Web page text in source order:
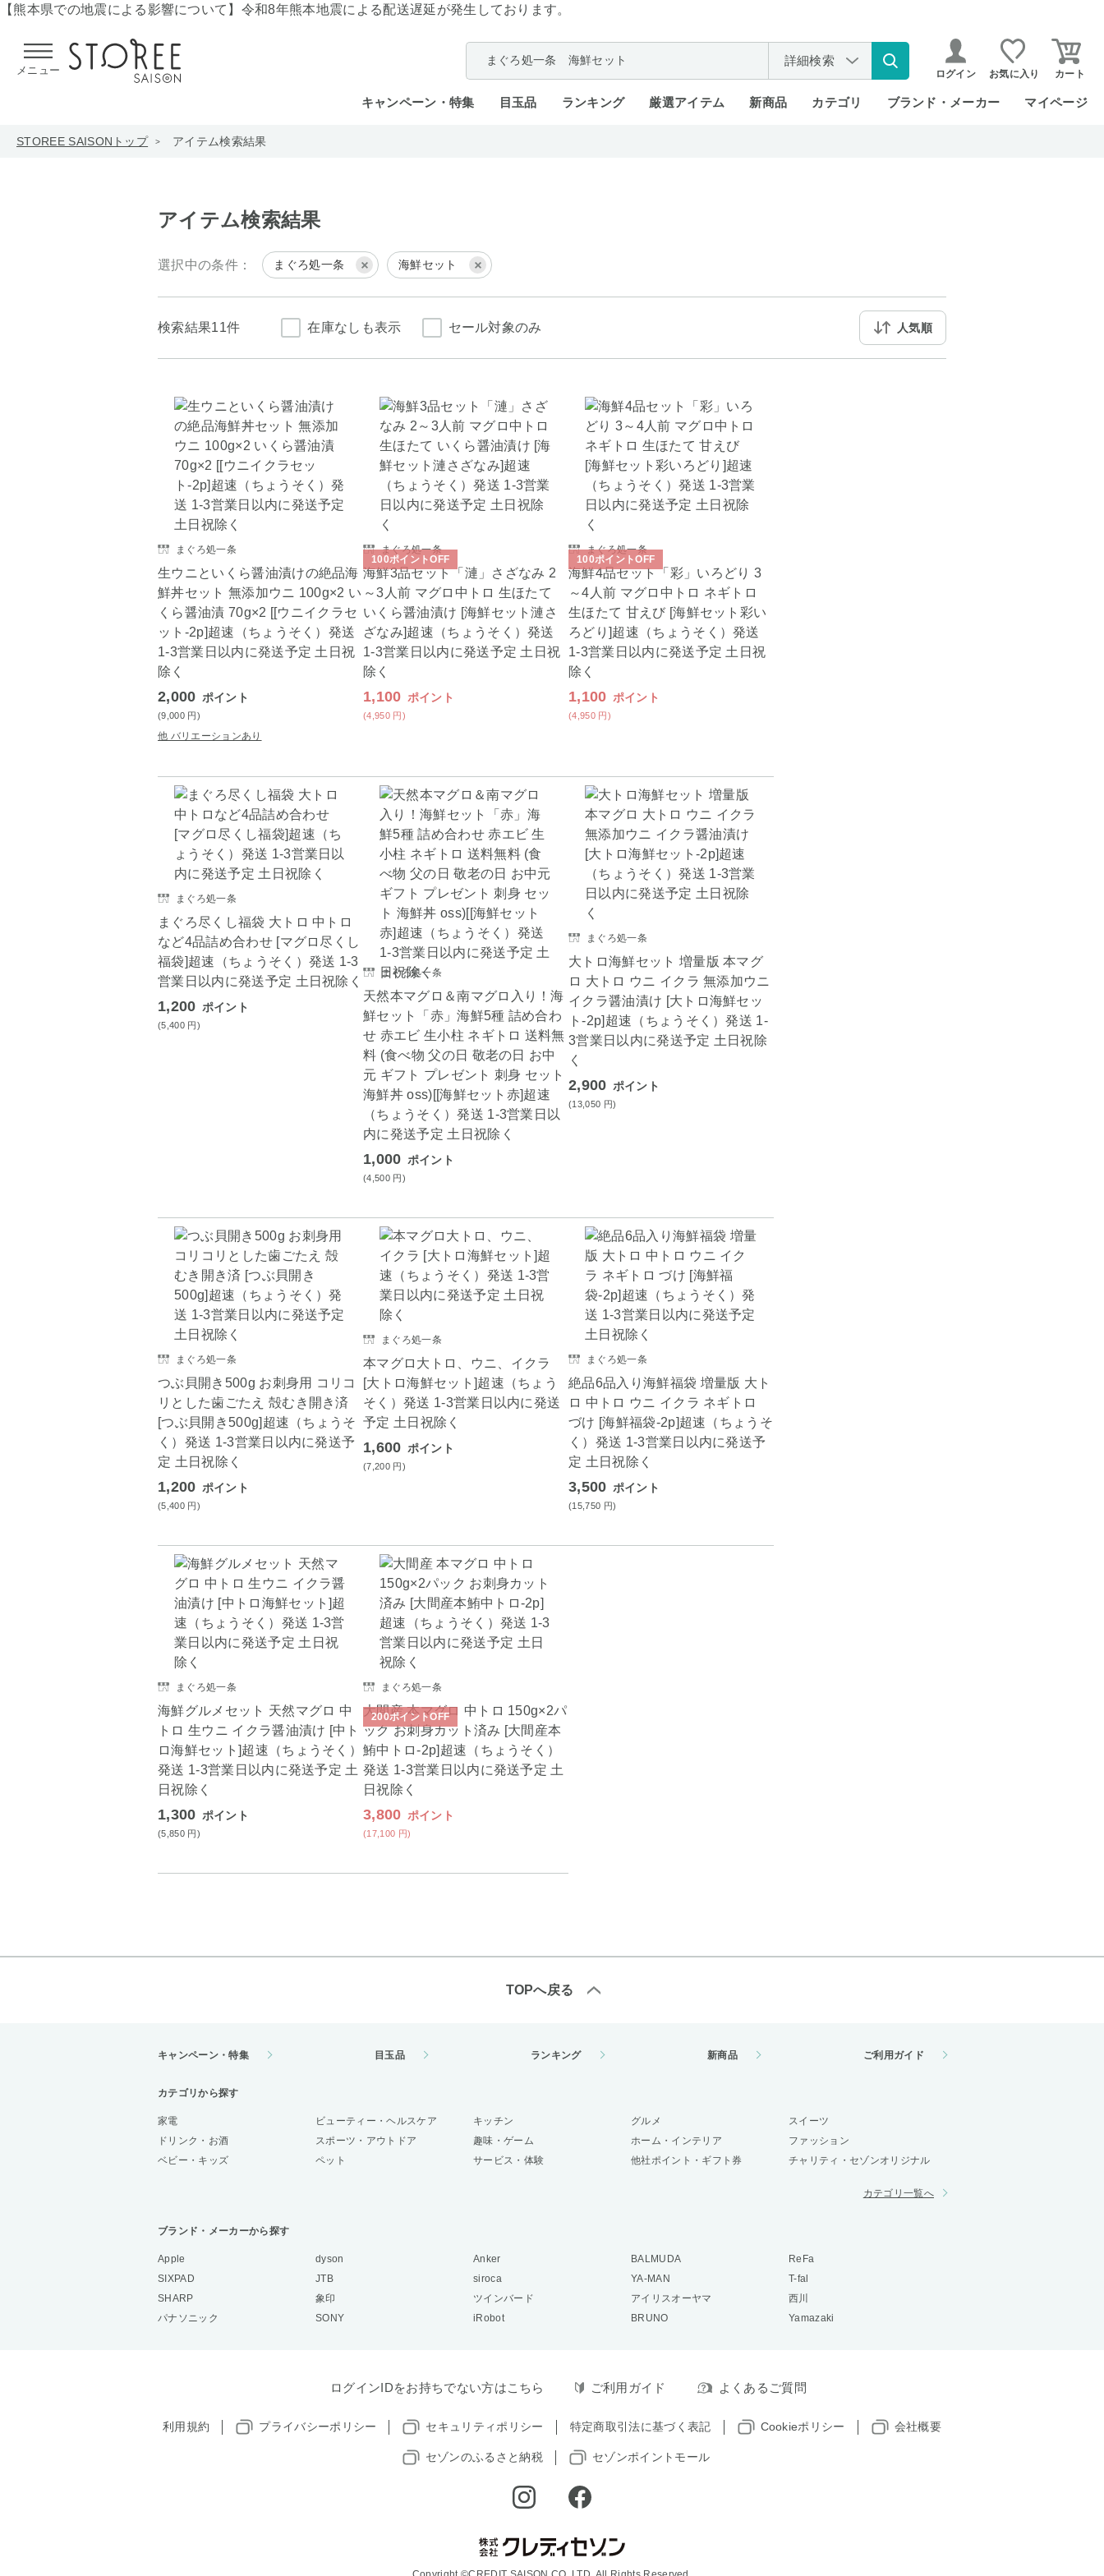
【熊本県での地震による影響について】 令和8年熊本地震による配送遅延が発生しております。
メニュー
詳細検索
ログイン お気に入り カート
キャンペーン・特集 目玉品 ランキング 厳選アイテム 新商品 カテゴリ ブランド・メーカー マイページ
STOREE SAISONトップ アイテム検索結果
アイテム検索結果
選択中の条件： まぐろ処一条 海鮮セット
検索結果11件 在庫なしも表示 セール対象のみ 人気順
まぐろ処一条
生ウニといくら醤油漬けの絶品海
鮮丼セット 無添加ウニ 100g×2 い
くら醤油漬 70g×2 [[ウニイクラセ
ット-2p]超速（ちょうそく）発送
1-3営業日以内に発送予定 土日祝
除く
2,000 ポイント
(9,000 円)
他 バリエーションあり
まぐろ処一条
海鮮3品セット「漣」さざなみ 2
～3人前 マグロ中トロ 生ほたて
いくら醤油漬け [海鮮セット漣さ
ざなみ]超速（ちょうそく）発送
1-3営業日以内に発送予定 土日祝
除く
1,100 ポイント
(4,950 円)
100ポイントOFF
まぐろ処一条
海鮮4品セット「彩」いろどり 3
～4人前 マグロ中トロ ネギトロ
生ほたて 甘えび [海鮮セット彩い
ろどり]超速（ちょうそく）発送
1-3営業日以内に発送予定 土日祝
除く
1,100 ポイント
(4,950 円)
100ポイントOFF
まぐろ処一条
まぐろ尽くし福袋 大トロ 中トロ
など4品詰め合わせ [マグロ尽くし
福袋]超速（ちょうそく）発送 1-3
営業日以内に発送予定 土日祝除く
1,200 ポイント
(5,400 円)
まぐろ処一条
天然本マグロ＆南マグロ入り！海
鮮セット「赤」海鮮5種 詰め合わ
せ 赤エビ 生小柱 ネギトロ 送料無
料 (食べ物 父の日 敬老の日 お中
元 ギフト プレゼント 刺身 セット
海鮮丼 oss)[[海鮮セット赤]超速
（ちょうそく）発送 1-3営業日以
内に発送予定 土日祝除く
1,000 ポイント
(4,500 円)
まぐろ処一条
大トロ海鮮セット 増量版 本マグ
ロ 大トロ ウニ イクラ 無添加ウニ
イクラ醤油漬け [大トロ海鮮セッ
ト-2p]超速（ちょうそく）発送 1-
3営業日以内に発送予定 土日祝除
く
2,900 ポイント
(13,050 円)
まぐろ処一条
つぶ貝開き500g お刺身用 コリコ
リとした歯ごたえ 殻むき開き済
[つぶ貝開き500g]超速（ちょうそ
く）発送 1-3営業日以内に発送予
定 土日祝除く
1,200 ポイント
(5,400 円)
まぐろ処一条
本マグロ大トロ、ウニ、イクラ
[大トロ海鮮セット]超速（ちょう
そく）発送 1-3営業日以内に発送
予定 土日祝除く
1,600 ポイント
(7,200 円)
まぐろ処一条
絶品6品入り海鮮福袋 増量版 大ト
ロ 中トロ ウニ イクラ ネギトロ
づけ [海鮮福袋-2p]超速（ちょうそ
く）発送 1-3営業日以内に発送予
定 土日祝除く
3,500 ポイント
(15,750 円)
まぐろ処一条
海鮮グルメセット 天然マグロ 中
トロ 生ウニ イクラ醤油漬け [中ト
ロ海鮮セット]超速（ちょうそく）
発送 1-3営業日以内に発送予定 土
日祝除く
1,300 ポイント
(5,850 円)
まぐろ処一条
大間産 本マグロ 中トロ 150g×2パ
ック お刺身カット済み [大間産本
鮪中トロ-2p]超速（ちょうそく）
発送 1-3営業日以内に発送予定 土
日祝除く
3,800 ポイント
(17,100 円)
200ポイントOFF
TOPへ戻る
キャンペーン・特集 目玉品 ランキング 新商品 ご利用ガイド
カテゴリから探す
家電 ビューティー・ヘルスケア キッチン グルメ
スイーツ
ドリンク・お酒
スポーツ・アウトドア 趣味・ゲーム ホーム・インテリア
ファッション
ベビー・キッズ
ペット サービス・体験 他社ポイント・ギフト券 チャリティ・セゾンオリジナル
カテゴリ一覧へ
ブランド・メーカーから探す
Apple dyson Anker BALMUDA
ReFa
SIXPAD
JTB siroca YA-MAN
T-fal
SHARP
象印 ツインバード アイリスオーヤマ
西川
パナソニック
SONY iRobot BRUNO Yamazaki
ログインIDをお持ちでない方はこちら ご利用ガイド よくあるご質問
利用規約 プライバシーポリシー セキュリティポリシー 特定商取引法に基づく表記 Cookieポリシー 会社概要
セゾンのふるさと納税 セゾンポイントモール